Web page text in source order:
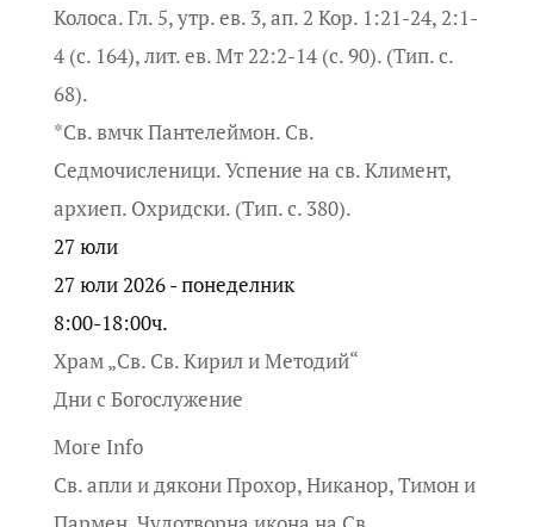
Колоса. Гл. 5, утр. ев. 3, ап. 2 Кор. 1:21-24, 2:1-
4 (с. 164), лит. ев. Мт 22:2-14 (с. 90). (Тип. с.
68).
*Св. вмчк Пантелеймон. Св.
Седмочисленици. Успение на св. Климент,
архиеп. Охридски. (Тип. с. 380).
27 юли
27 юли 2026 - понеделник
8:00-18:00ч.
Храм „Св. Св. Кирил и Методий“
Дни с Богослужение
More Info
Св. апли и дякони Прохор, Никанор, Тимон и